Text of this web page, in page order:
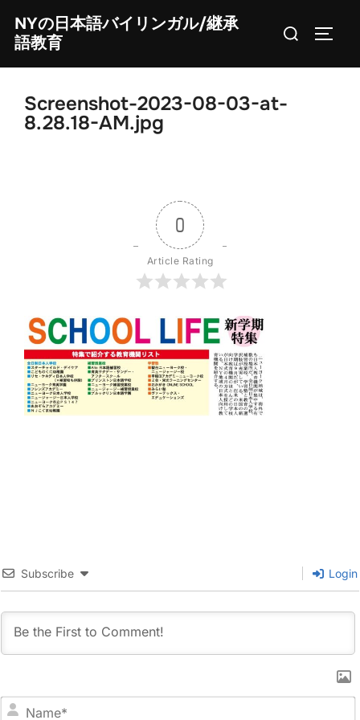
content
NYの日本語バイリンガル/継承
語教育
Search
Screenshot-2023-08-03-at-
8.28.18-AM.jpg
0
Article Rating
Subscribe Login